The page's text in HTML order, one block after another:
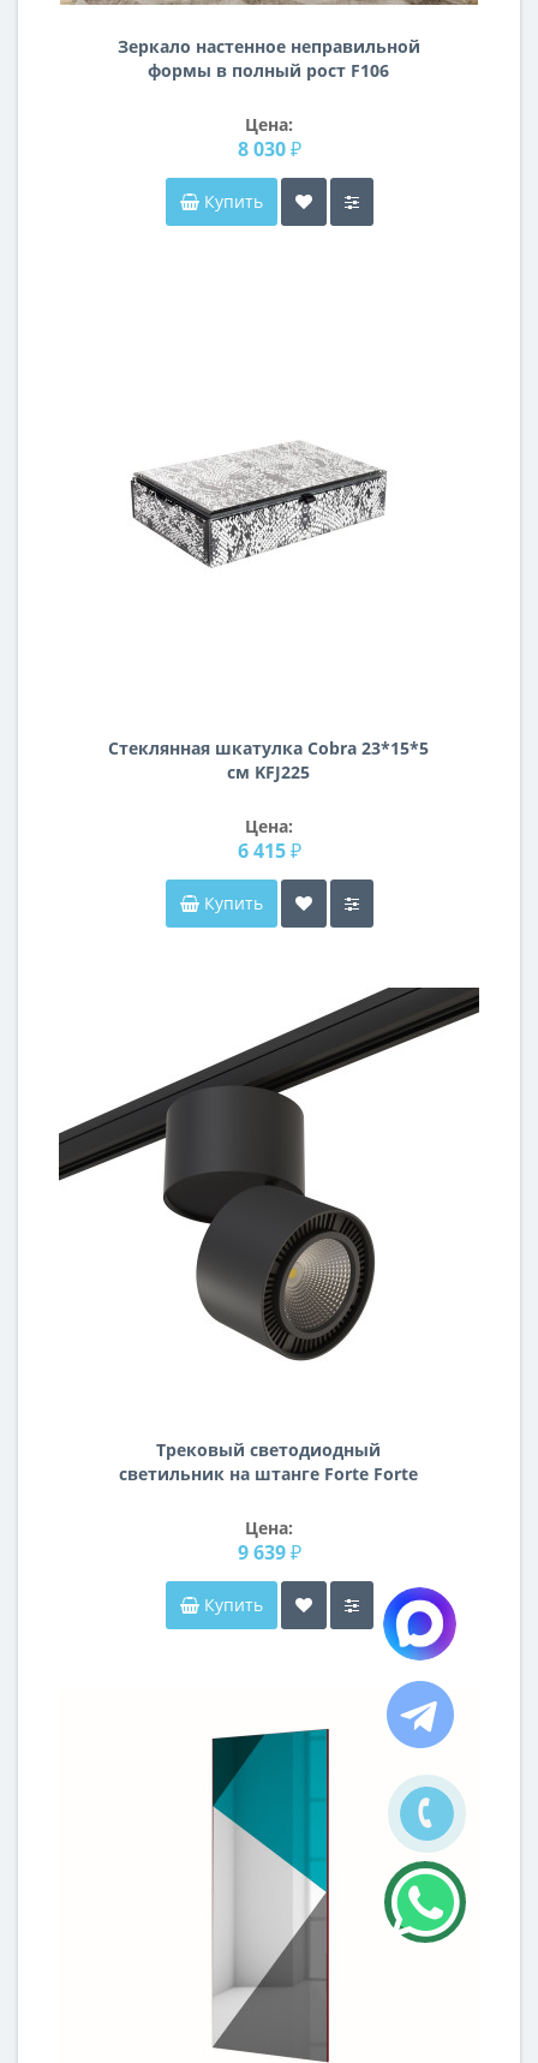
Зеркало настенное неправильной
формы в полный рост F106
Цена:
8 030 ₽
Купить
Стеклянная шкатулка Cobra 23*15*5
см KFJ225
Цена:
6 415 ₽
Купить
Трековый светодиодный
светильник на штанге Forte Forte
Цена:
9 639 ₽
Купить